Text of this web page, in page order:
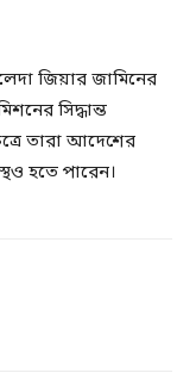
জিয়ার জামিনের
সিদ্ধান্ত
তারা আদেশের
হতে পারেন।